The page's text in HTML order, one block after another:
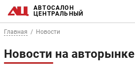
АВТОСАЛОН
ЦЕНТРАЛЬНЫЙ
Главная Новости
Новости на авторынке